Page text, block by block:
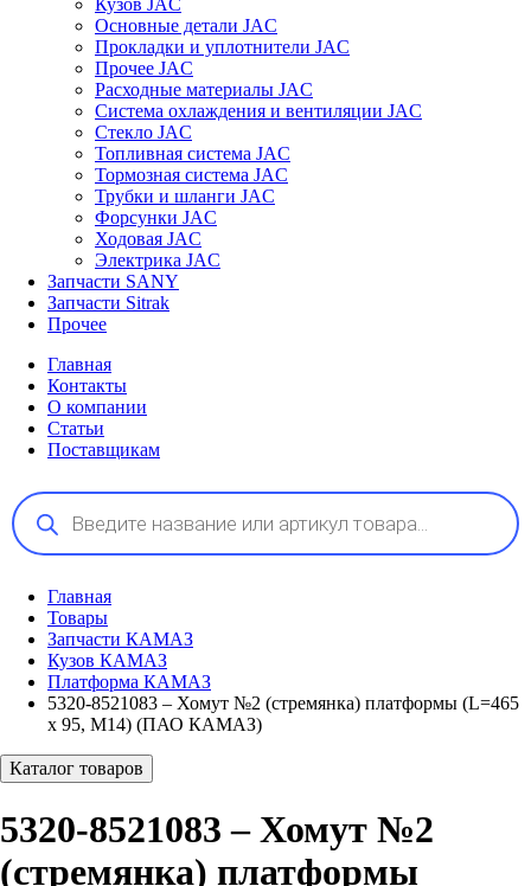
Кузов JAC
Основные детали JAC
Прокладки и уплотнители JAC
Прочее JAC
Расходные материалы JAC
Система охлаждения и вентиляции JAC
Стекло JAC
Топливная система JAC
Тормозная система JAC
Трубки и шланги JAC
Форсунки JAC
Ходовая JAC
Электрика JAC
Запчасти SANY
Запчасти Sitrak
Прочее
Главная
Контакты
О компании
Статьи
Поставщикам
Поиск
товаров
Главная
Товары
Запчасти КАМАЗ
Кузов КАМАЗ
Платформа КАМАЗ
5320-8521083 – Хомут №2 (стремянка) платформы (L=465
х 95, М14) (ПАО КАМАЗ)
Каталог товаров
5320-8521083 – Хомут №2
(стремянка) платформы